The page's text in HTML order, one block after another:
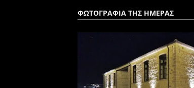
ΦΩΤΟΓΡΑΦΙΑ ΤΗΣ ΗΜΕΡΑΣ